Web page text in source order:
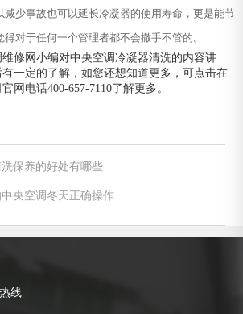
减少事故也可以延长冷凝器的使用寿命，更是能节
对于任何一个管理者都不会撒手不管的。
网小编对中央空调冷凝器清洗的内容讲
一定的了解，如您还想知道更多，可点击在
网电话400-657-7110了解更多。
洗保养的好处有哪些
央空调冬天正确操作
线